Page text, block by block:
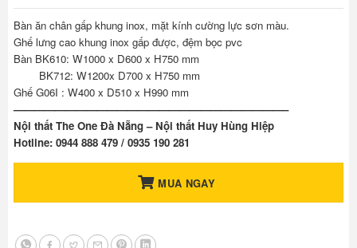
Bàn ăn chân gấp khung inox, mặt kính cường lực sơn màu.
Ghế lưng cao khung inox gấp được, đệm bọc pvc
Bàn BK610: W1000 x D600 x H750 mm
BK712: W1200x D700 x H750 mm
Ghế G06I : W400 x D510 x H990 mm
——————————————————————————–
Nội thất The One Đà Nẵng – Nội thất Huy Hùng Hiệp
Hotline: 0944 888 479 / 0935 190 281
MUA NGAY